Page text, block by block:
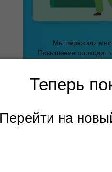
Теперь
Перейти на
Мы пережили
Повышение проходит